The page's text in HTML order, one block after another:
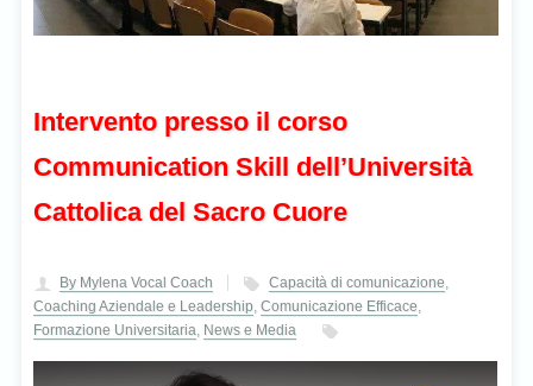
Intervento presso il corso
Communication Skill dell’Università
Cattolica del Sacro Cuore
By Mylena Vocal Coach Capacità di comunicazione,
Coaching Aziendale e Leadership, Comunicazione Efficace,
Formazione Universitaria, News e Media